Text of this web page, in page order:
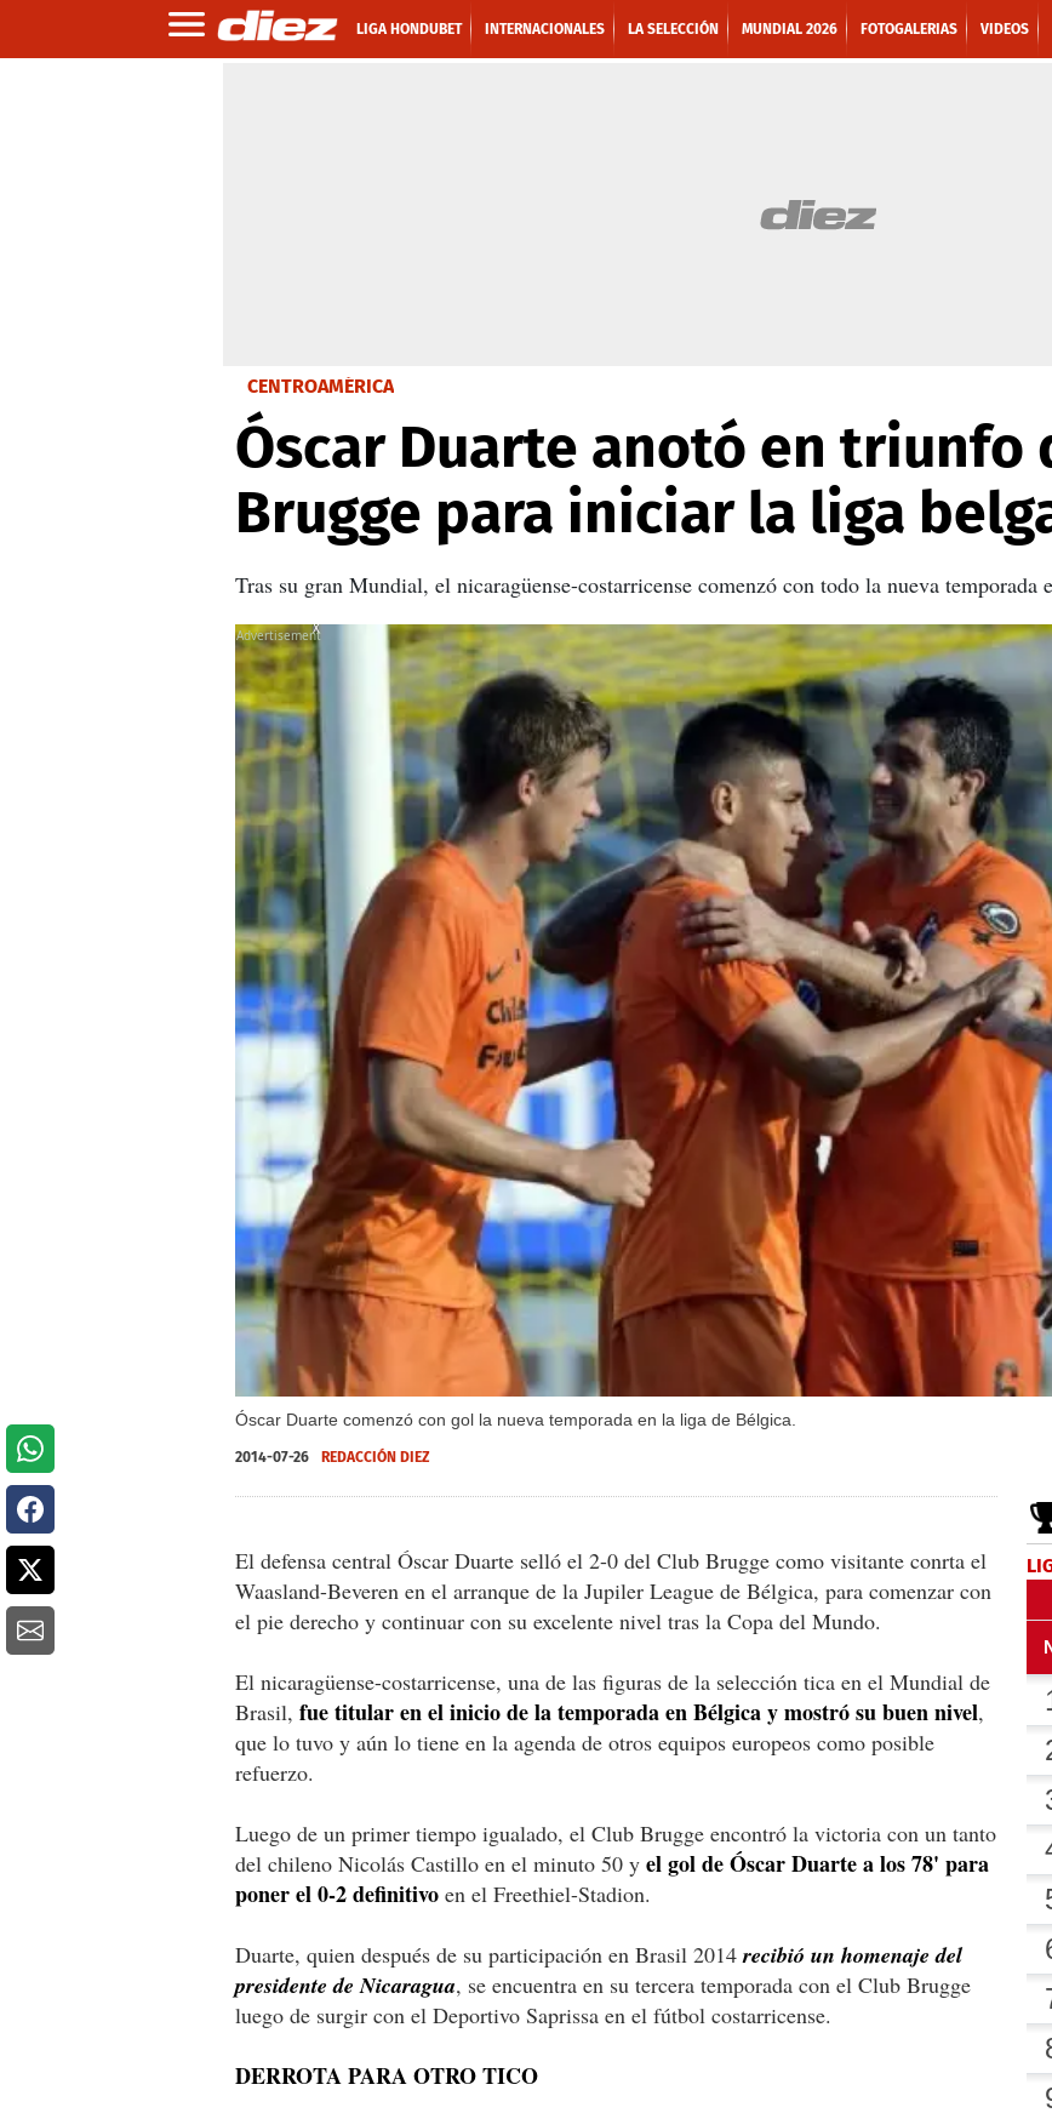
LIGA HONDUBET INTERNACIONALES LA SELECCIÓN MUNDIAL 2026 FOTOGALERIAS VIDEOS
CENTROAMÉRICA
Óscar Duarte anotó en triunfo
Brugge para iniciar la liga
Tras su gran Mundial, el nicaragüense-costarricense comenzó con todo la nueva temporada
Óscar Duarte comenzó con gol la nueva temporada en la liga de Bélgica.
X
2014-07-26 REDACCIÓN DIEZ
El defensa central Óscar Duarte selló el 2-0 del Club Brugge como visitante conrta el
Waasland-Beveren en el arranque de la Jupiler League de Bélgica, para comenzar con
el pie derecho y continuar con su excelente nivel tras la Copa del Mundo.
El nicaragüense-costarricense, una de las figuras de la selección tica en el Mundial de
Brasil, fue titular en el inicio de la temporada en Bélgica y mostró su buen nivel,
que lo tuvo y aún lo tiene en la agenda de otros equipos europeos como posible
refuerzo.
Luego de un primer tiempo igualado, el Club Brugge encontró la victoria con un tanto
del chileno Nicolás Castillo en el minuto 50 y el gol de Óscar Duarte a los 78' para
poner el 0-2 definitivo en el Freethiel-Stadion.
Duarte, quien después de su participación en Brasil 2014recibió un homenaje del
presidente de Nicaragua, se encuentra en su tercera temporada con el Club Brugge
luego de surgir con el Deportivo Saprissa en el fútbol costarricense.
DERROTA PARA OTRO TICO